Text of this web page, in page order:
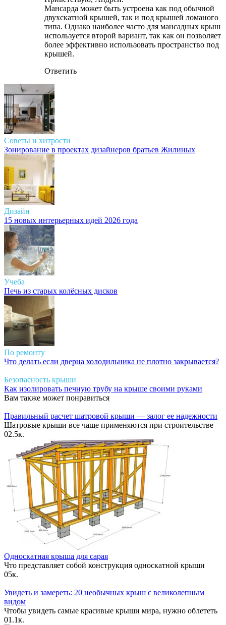
Мансарда может быть устроена как под обычной
двухскатной крышей, так и под крышей ломаного
типа. Однако наиболее часто для мансадных крыш
используется второй вариант, так как он позволяет
более эффективно использовать пространство под
крышей.
Ответить
Советы и хитрости
Зонирование в проектах дизайнеров братьев Жилиных
Дизайн
15 новых интерьерных идей 2026 года
Учеба
Печь из старых колёсных дисков
По ремонту
Что делать если дверца холодильника не плотно закрывается?
Безопасность крыши
Как изолировать печную трубу на крыше своими руками
Вам также может понравиться
Правильный расчет шатровой крыши — залог ее надежности
Шатровые крыши все чаще применяются при строительстве
02.5к.
Односкатная крыша для сарая
Что представляет собой конструкция односкатной крыши
05к.
Увидеть и замереть: 20 необычных крыш с великолепным
видом
Чтобы увидеть самые красивые крыши мира, нужно облететь
01.1к.